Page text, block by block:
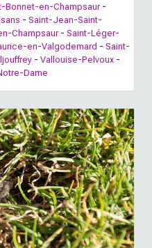
Bonnet-en-Champsaur -
- Saint-Jean-Saint-
Champsaur - Saint-Léger-
en-Valgodemard - Saint-
- Vallouise-Pelvoux -
Dame
Next